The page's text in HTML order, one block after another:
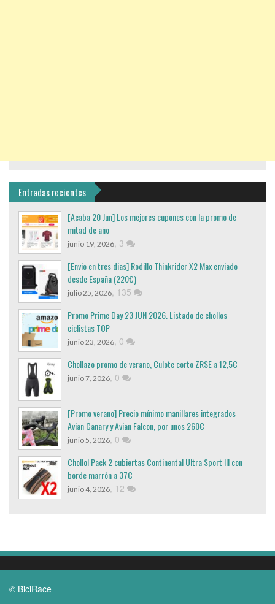
Entradas recientes
[Acaba 20 Jun] Los mejores cupones con la promo de
mitad de año
junio 19, 2026, 3
[Envio en tres dias] Rodillo Thinkrider X2 Max enviado
desde España (220€)
julio 25, 2026, 135
Promo Prime Day 23 JUN 2026. Listado de chollos
ciclistas TOP
junio 23, 2026, 0
Chollazo promo de verano, Culote corto ZRSE a 12,5€
junio 7, 2026, 0
[Promo verano] Precio mínimo manillares integrados
Avian Canary y Avian Falcon, por unos 260€
junio 5, 2026, 0
Chollo! Pack 2 cubiertas Continental Ultra Sport III con
borde marrón a 37€
junio 4, 2026, 12
© BiciRace